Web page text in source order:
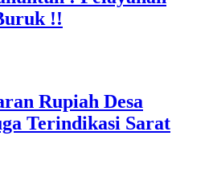
!!
Rupiah Desa
Terindikasi Sarat